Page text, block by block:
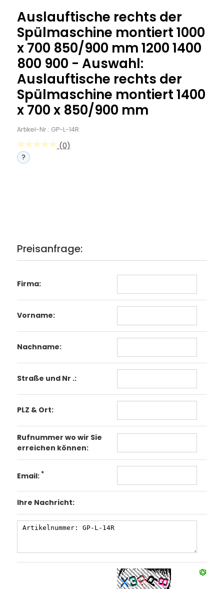
Auslauftische rechts der
Spülmaschine montiert 1000
x 700 850/900 mm 1200 1400
800 900 - Auswahl:
Auslauftische rechts der
Spülmaschine montiert 1400
x 700 x 850/900 mm
Artikel-Nr.: GP-L-14R
(0)
?
Preisanfrage:
Firma:
Vorname:
Nachname:
Straße und Nr .:
PLZ & Ort:
Rufnummer wo wir Sie
erreichen können:
Email: *
Ihre Nachricht: